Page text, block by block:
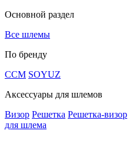
Основной раздел
Все шлемы
По бренду
CCM SOYUZ
Аксессуары для шлемов
Визор Решетка Решетка-визор
для шлема